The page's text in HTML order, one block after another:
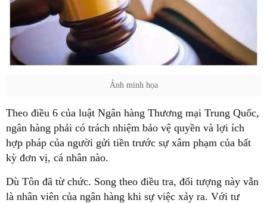
Ảnh minh họa
Theo điều 6 của luật Ngân hàng Thương mại Trung Quốc,
ngân hàng phải có trách nhiệm bảo vệ quyền và lợi ích
hợp pháp của người gửi tiền trước sự xâm phạm của bất
kỳ đơn vị, cá nhân nào.
Dù Tôn đã từ chức. Song theo điều tra, đối tượng này vẫn
là nhân viên của ngân hàng khi sự việc xảy ra. Với tư